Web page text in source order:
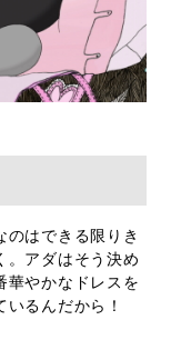
のはできる限りき
。アダはそう決め
華やかなドレスを
るんだから！